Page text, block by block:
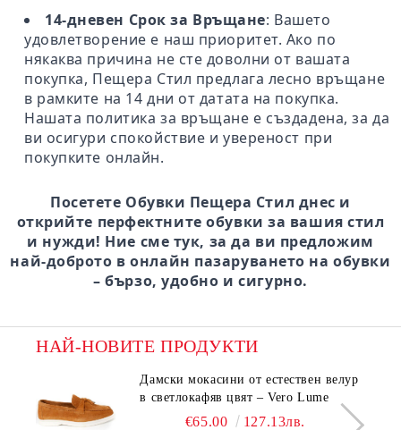
14-дневен Срок за Връщане: Вашето
удовлетворение е наш приоритет. Ако по
някаква причина не сте доволни от вашата
покупка, Пещера Стил предлага лесно връщане
в рамките на 14 дни от датата на покупка.
Нашата политика за връщане е създадена, за да
ви осигури спокойствие и увереност при
покупките онлайн.
Посетете Обувки Пещера Стил днес и
открийте перфектните обувки за вашия стил
и нужди! Ние сме тук, за да ви предложим
най-доброто в онлайн пазаруването на обувки
– бързо, удобно и сигурно.
НАЙ-НОВИТЕ ПРОДУКТИ
Дамски мокасини от естествен велур
в светлокафяв цвят – Vero Lume
€65.00 127.13лв.